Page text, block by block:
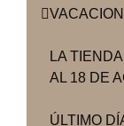
LA
AL 18 DE
ÚLTIMO